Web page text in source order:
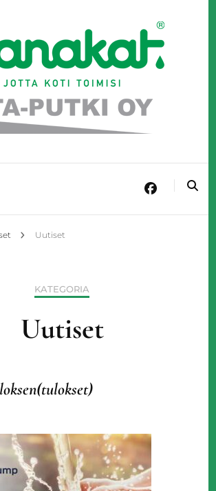
Oy
Uutiset
KATEGORIA
Uutiset